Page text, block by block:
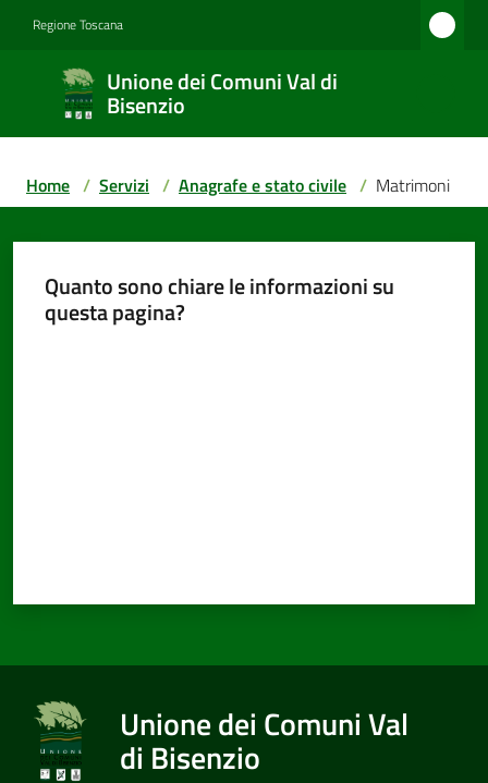
Regione Toscana
Unione dei Comuni Val di
Bisenzio
Unione
dei
Comuni
Val di
Bisenzio
Amministrazione
Seguici
su
Home / Servizi / Anagrafe e stato civile / Matrimoni
Quanto sono chiare le informazioni su
questa pagina?
Unione dei Comuni Val
di Bisenzio